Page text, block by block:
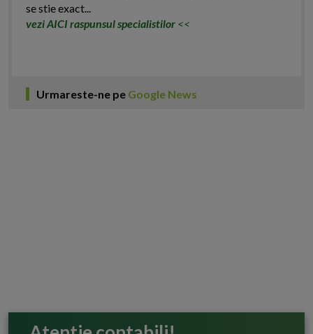
se stie exact...
vezi AICI raspunsul specialistilor <<
Urmareste-ne pe Google News